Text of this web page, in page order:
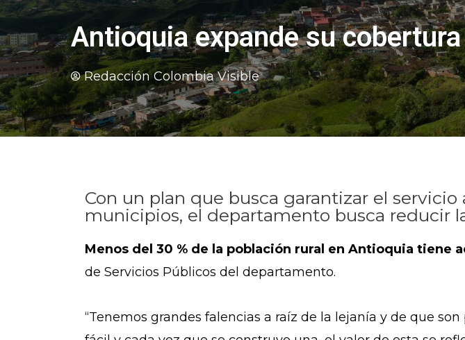
Antioquia expande su
Redacción Colombia Visible
Con un plan que busca garantizar el
municipios, el departamento busca reducir
Menos del 30 % de la población rural en Antioquia tiene
de Servicios Públicos del departamento.
“Tenemos grandes falencias a raíz de la lejanía y de que